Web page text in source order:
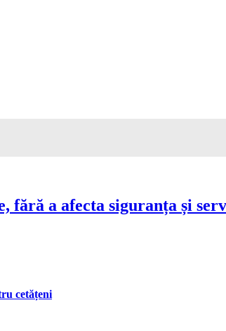
fără a afecta siguranța și
cetățeni